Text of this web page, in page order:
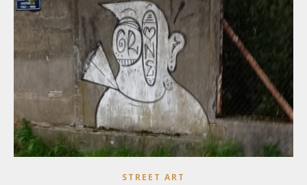
STREET ART